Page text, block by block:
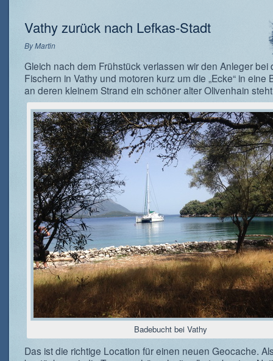
Vathy zurück nach Lefkas-Stadt
ByMartin
Gleich nach dem Frühstück verlassen wir den Anleger bei
Fischern in Vathy und motoren kurz um die „Ecke“ in eine
an deren kleinem Strand ein schöner alter Olivenhain
Badebucht bei Vathy
Das ist die richtige Location für einen neuen Geocache.